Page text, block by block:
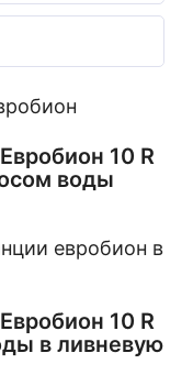
10 R
воды
10 R
в ливневую